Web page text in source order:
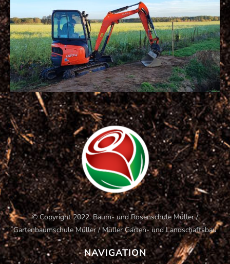
© Copyright 2022. Baum- und Rosenschule Müller /
Gartenbaumschule Müller / Müller Garten- und Landschaftsbau
NAVIGATION